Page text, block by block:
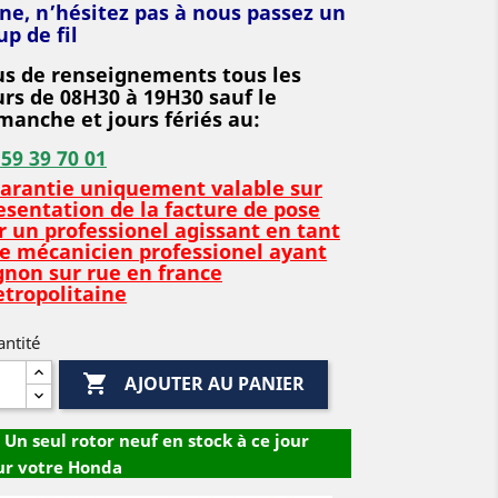
n’hésitez pas à nous passez un
de fil
de renseignements tous les
de 08H30 à 19H30 sauf le
et jours fériés au:
39 70 01
uniquement valable sur
de la facture de pose
un professionel agissant en tant
mécanicien professionel ayant
sur rue en france
 AJOUTER AU PANIER
Un seul rotor neuf en stock à ce jour
votre Honda